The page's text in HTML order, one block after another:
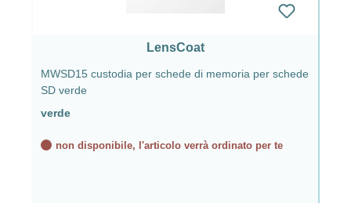
LensCoat
MWSD15 custodia per schede di memoria per schede
SD verde
verde
non disponibile, l'articolo verrà ordinato per te